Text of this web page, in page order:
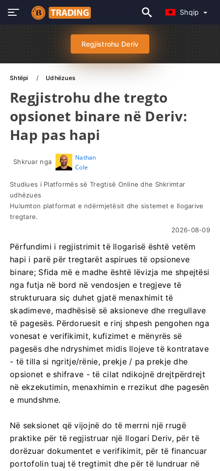
Shqip
Regjistrohu Deriv
Shtëpi Udhëzues
Regjistrohu dhe tregto
opsionet binare në Deriv:
Hap pas hapi
Shkruar nga
Nathan
Cole
Studiues i Platformës së Tregtisë Online dhe Shkrimtar
udhëzues
Hulumton platformat e ndërmjetësit dhe sistemet e llogarive
tregtare.
2026-08-09
Përfundimi i regjistrimit të llogarisë është vetëm
hapi i parë për tregtarët aspirues të opsioneve
binare; Sfida më e madhe është lëvizja me shpejtësi
nga futja në bord në vendosjen e tregjeve të
strukturuara siç duhet gjatë menaxhimit të
skadimeve, madhësisë së aksioneve dhe rregullave
të pagesës. Përdoruesit e rinj shpesh pengohen nga
vonesat e verifikimit, kufizimet e mënyrës së
pagesës dhe ndryshimet midis llojeve të kontratave
- të tilla si ngritje/rënie, prekje / pa prekje dhe
opsionet e shifrave - të cilat ndikojnë drejtpërdrejt
në ekzekutimin, menaxhimin e rrezikut dhe pagesën
e mundshme.
Në seksionet që vijojnë do të merrni një rrugë
praktike për të regjistruar një llogari Deriv, për të
dorëzuar dokumentet e verifikimit, për të financuar
portofolin tuaj të tregtimit dhe për të lundruar në